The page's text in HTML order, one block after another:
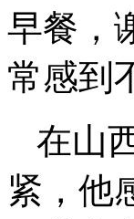
早餐，
常感到
在山
紧，他